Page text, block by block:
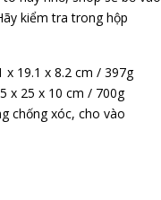
kiểm tra trong hộp
x 19.1 x 8.2 cm / 397g
x 25 x 10 cm / 700g
chống xóc, cho vào